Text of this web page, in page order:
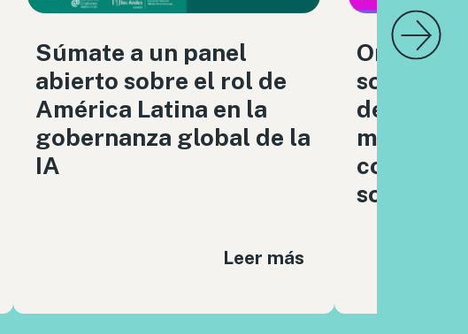
Súmate a un panel
abierto sobre el rol de
América Latina en la
gobernanza global de la
IA
Leer más
sociedad
sociales